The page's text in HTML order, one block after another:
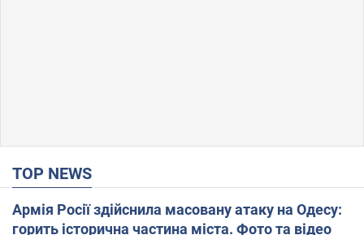
TOP NEWS
Армія Росії здійснила масовану атаку на Одесу:
горить історична частина міста. Фото та відео